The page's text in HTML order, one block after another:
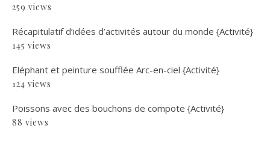
259 views
Récapitulatif d’idées d’activités autour du monde {Activité}
145 views
Eléphant et peinture soufflée Arc-en-ciel {Activité}
124 views
Poissons avec des bouchons de compote {Activité}
88 views